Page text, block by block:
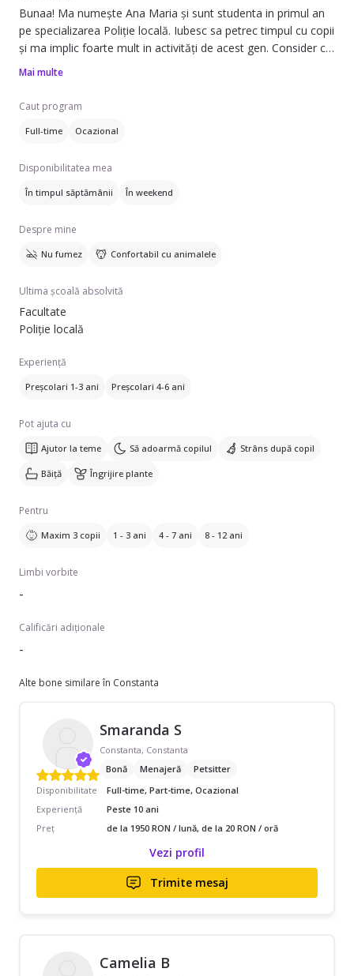
Bunaa! Ma numește Ana Maria și sunt studenta in primul an
pe specializarea Poliție locală. Iubesc sa petrec timpul cu copii
și ma implic foarte mult in activități de acest gen. Consider ca
lângă un copil nu poți fi trist niciodată, e ca o raza de soare.
înțelegtoare și foarte punctuală.
Mai multe
Caut program
Full-time Ocazional
Disponibilitatea mea
În timpul săptămânii În weekend
Despre mine
Nu fumez Confortabil cu animalele
Ultima școală absolvită
Facultate
Poliție locală
Experiență
Preșcolari 1-3 ani Preșcolari 4-6 ani
Pot ajuta cu
Ajutor la teme Să adoarmă copilul Strâns după copil
Băiță Îngrijire plante
Pentru
Maxim 3 copii 1 - 3 ani 4 - 7 ani 8 - 12 ani
Limbi vorbite
-
Calificări adiționale
-
Alte bone similare în Constanta
Smaranda S
Constanta, Constanta
Bonă
Menajeră
Petsitter
Disponibilitate
Full-time, Part-time, Ocazional
Experiență
Peste 10 ani
Preț
de la 1950 RON / lună, de la 20 RON / oră
Vezi profil
Trimite mesaj
Camelia B